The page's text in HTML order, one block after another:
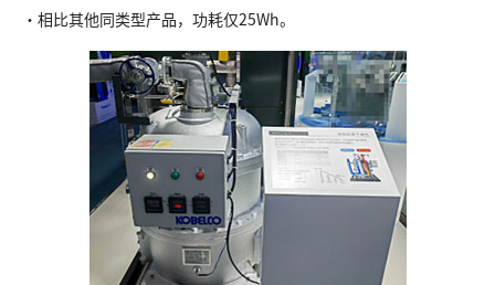
・相比其他同类型产品，功耗仅25Wh。